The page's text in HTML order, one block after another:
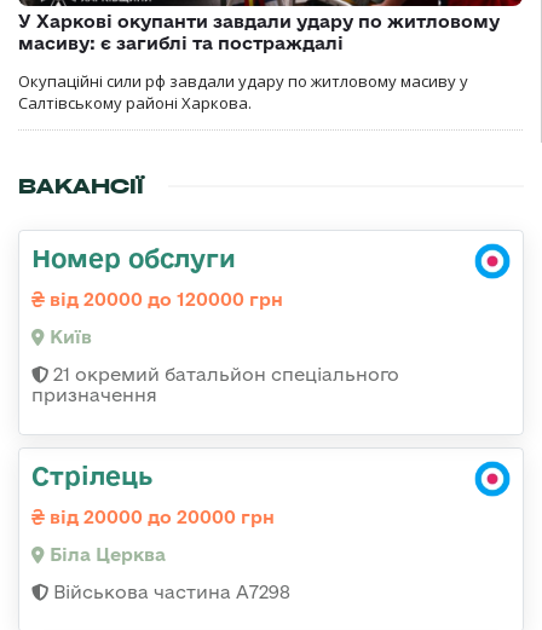
У Харкові окупанти завдали удару по житловому
масиву: є загиблі та постраждалі
Окупаційні сили рф завдали удару по житловому масиву у
Салтівському районі Харкова.
ВАКАНСІЇ
Номер обслуги
від 20000 до 120000 грн
Київ
21 окремий батальйон спеціального
призначення
Стрілець
від 20000 до 20000 грн
Біла Церква
Військова частина А7298